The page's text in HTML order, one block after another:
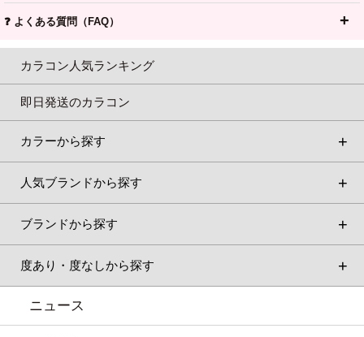
❓ よくある質問（FAQ）
カラコン人気ランキング
即日発送のカラコン
カラーから探す
人気ブランドから探す
ブランドから探す
度あり・度なしから探す
ニュース